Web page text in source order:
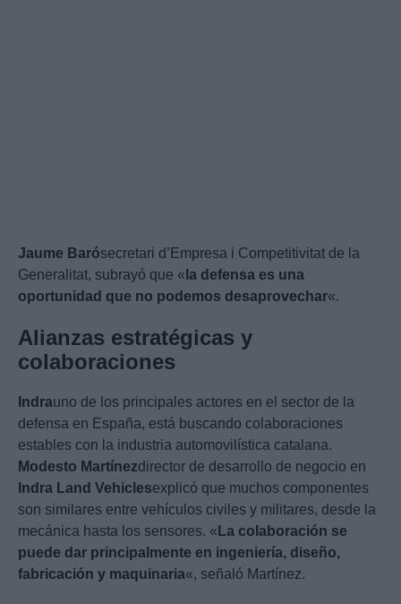
Jaume Barósecretari d’Empresa i Competitivitat de la
Generalitat, subrayó que « la defensa es una
oportunidad que no podemos desaprovechar«.
Alianzas estratégicas y
colaboraciones
Indrauno de los principales actores en el sector de la
defensa en España, está buscando colaboraciones
estables con la industria automovilística catalana.
Modesto Martínezdirector de desarrollo de negocio en
Indra Land Vehiclesexplicó que muchos componentes
son similares entre vehículos civiles y militares, desde la
mecánica hasta los sensores. « La colaboración se
puede dar principalmente en ingeniería, diseño,
fabricación y maquinaria«, señaló Martínez.